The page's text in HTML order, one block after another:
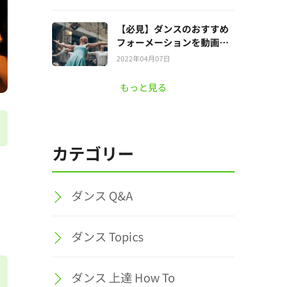
【必見】ダンスのおすすめ
フォーメーションを動画付
きで徹底解説！
2022年04月07日
もっと見る
カテゴリー
ダンス Q&A
ダンス Topics
ダンス 上達 How To